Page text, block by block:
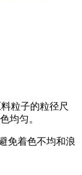
粒子的粒径尺
均匀。
免着色不均和浪